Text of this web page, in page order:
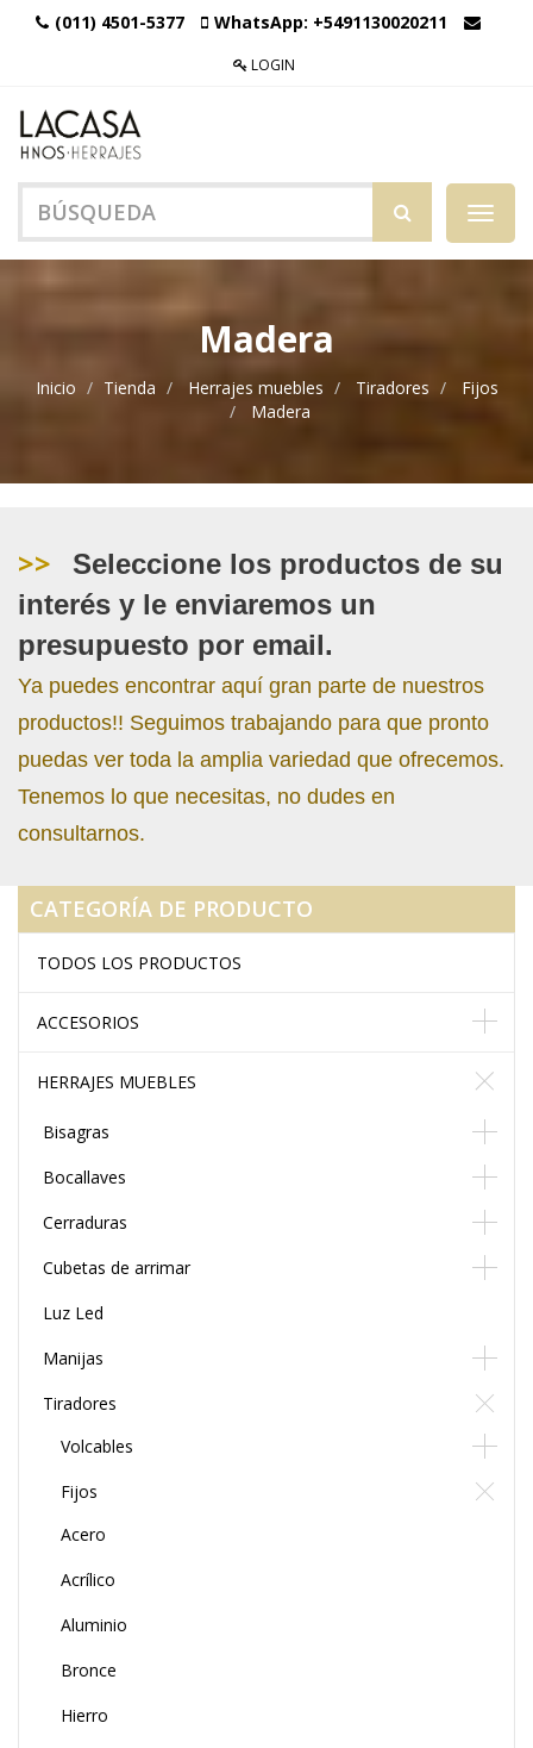
(011) 4501-5377 WhatsApp: +5491130020211
LOGIN
Menú
de
Madera
Inicio Tienda Herrajes muebles Tiradores
Fijos
Madera
>>
Seleccione los productos de su
interés y le enviaremos un
presupuesto por email.
Ya puedes encontrar aquí gran parte de nuestros
productos!! Seguimos trabajando para que pronto
puedas ver toda la amplia variedad que ofrecemos.
Tenemos lo que necesitas, no dudes en
consultarnos.
CATEGORÍA DE PRODUCTO
TODOS LOS PRODUCTOS
ACCESORIOS
HERRAJES MUEBLES
Bisagras
Bocallaves
Cerraduras
Cubetas de arrimar
Luz Led
Manijas
Tiradores
Volcables
Fijos
Acero
Acrílico
Aluminio
Bronce
Hierro